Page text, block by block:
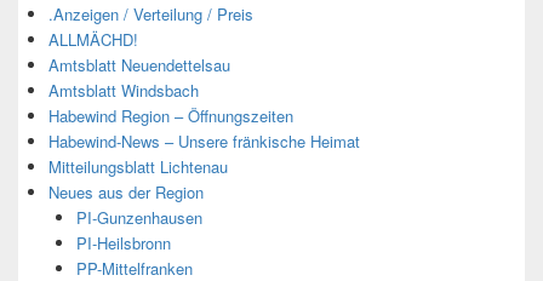
.Anzeigen / Verteilung / Preis
ALLMÄCHD!
Amtsblatt Neuendettelsau
Amtsblatt Windsbach
Habewind Region – Öffnungszeiten
Habewind-News – Unsere fränkische Heimat
Mitteilungsblatt Lichtenau
Neues aus der Region
PI-Gunzenhausen
PI-Heilsbronn
PP-Mittelfranken